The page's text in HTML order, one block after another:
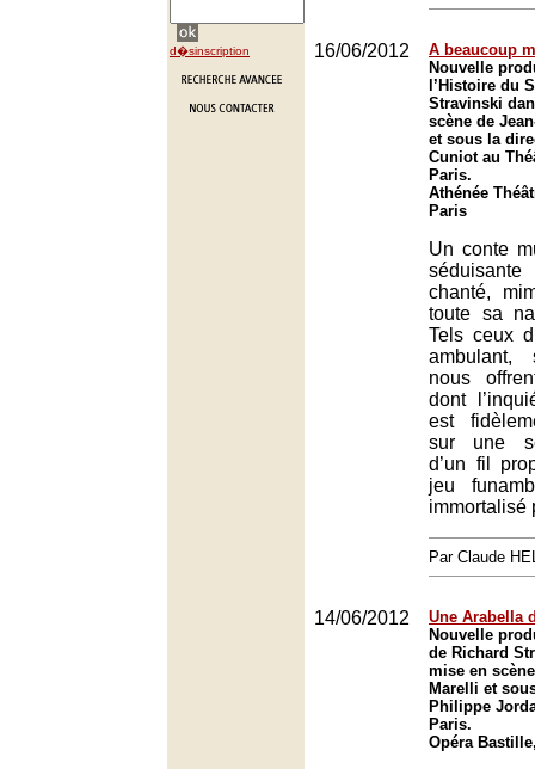
d�sinscription 16/06/2012
A beaucoup
Nouvelle
l’Histoire du
Stravinski
scène de
et sous la
Cuniot au
Paris.
Athénée
Paris
Un conte
chanté,
toute sa
Tels ceux
ambulant,
nous
dont
est
sur une
d’un fil
jeu
immortalisé
Par Claude
14/06/2012
Une Arabella
Nouvelle
de Richard
mise en
Marelli et
Philippe
Paris.
Opéra